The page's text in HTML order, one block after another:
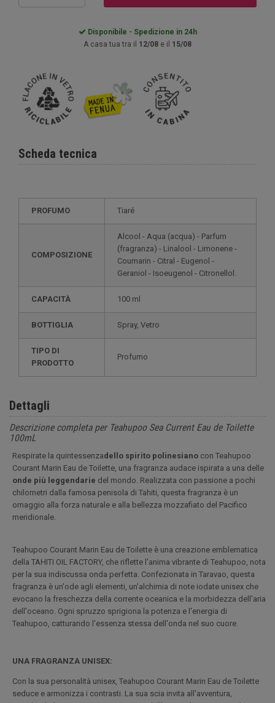
Disponibile - Spedizione in 24h
A casa tua tra il 12/08 e il 15/08
Scheda tecnica
PROFUMO Tiaré
COMPOSIZIONE
Alcool - Aqua (acqua) - Parfum
(fragranza) - Linalool - Limonene -
Coumarin - Citral - Eugenol -
Geraniol - Isoeugenol - Citronellol.
CAPACITÀ 100 ml
BOTTIGLIA Spray, Vetro
TIPO DI
PRODOTTO
Profumo
Dettagli
Descrizione completa per Teahupoo Sea Current Eau de Toilette
100mL
Respirate la quintessenzadello spirito polinesiano con Teahupoo
Courant Marin Eau de Toilette, una fragranza audace ispirata a una delle
onde più leggendarie del mondo. Realizzata con passione a pochi
chilometri dalla famosa penisola di Tahiti, questa fragranza è un
omaggio alla forza naturale e alla bellezza mozzafiato del Pacifico
meridionale.
Teahupoo Courant Marin Eau de Toilette è una creazione emblematica
della TAHITI OIL FACTORY, che riflette l'anima vibrante di Teahupoo, nota
per la sua indiscussa onda perfetta. Confezionata in Taravao, questa
fragranza è un'ode agli elementi, un'alchimia di note iodate unisex che
evocano la freschezza della corrente oceanica e la morbidezza dell'aria
dell'oceano. Ogni spruzzo sprigiona la potenza e l'energia di
Teahupoo, catturando l'essenza stessa dell'onda nel suo cuore.
UNA FRAGRANZA UNISEX:
Con la sua personalità unisex, Teahupoo Courant Marin Eau de Toilette
seduce e armonizza i contrasti. La sua scia invita all'avventura,